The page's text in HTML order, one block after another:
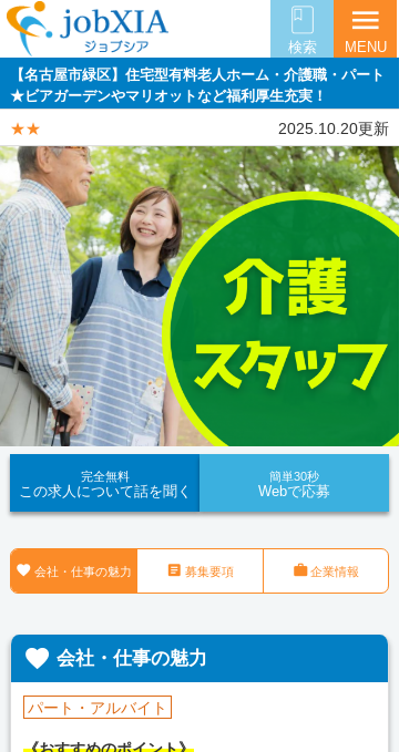
検索
menu
MENU
【名古屋市緑区】住宅型有料老人ホーム・介護職・パート
★ビアガーデンやマリオットなど福利厚生充実！
★★ 2025.10.20更新
完全無料
この求人について話を聞く
簡単30秒
Webで応募
 会社・仕事の魅力  募集要項 企業情報
 会社・仕事の魅力
パート・アルバイト